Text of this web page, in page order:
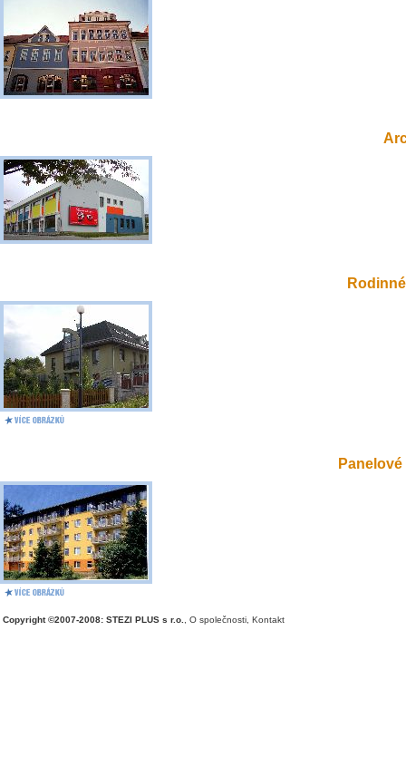
Panelové
Copyright ©2007-2008: STEZI PLUS s r.o. O společnosti Kontakt